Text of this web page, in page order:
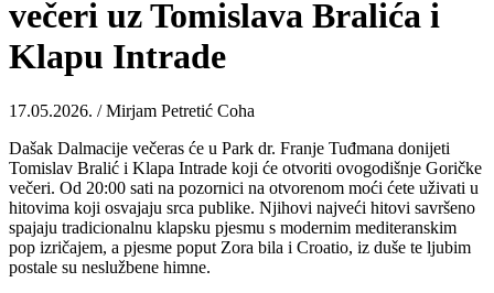
večeri uz Tomislava Bralića i
Klapu Intrade
17.05.2026. / Mirjam Petretić Coha
Dašak Dalmacije večeras će u Park dr. Franje Tuđmana donijeti
Tomislav Bralić i Klapa Intrade koji će otvoriti ovogodišnje Goričke
večeri. Od 20:00 sati na pozornici na otvorenom moći ćete uživati u
hitovima koji osvajaju srca publike. Njihovi najveći hitovi savršeno
spajaju tradicionalnu klapsku pjesmu s modernim mediteranskim
pop izričajem, a pjesme poput Zora bila i Croatio, iz duše te ljubim
postale su neslužbene himne.